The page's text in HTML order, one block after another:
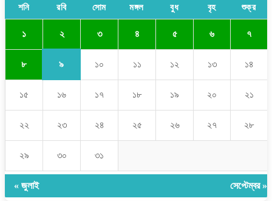
শনি রবি সোম মঙ্গল বুধ বৃহ শুক্র
১ ২ ৩ ৪ ৫ ৬ ৭
৮ ৯ ১০ ১১ ১২ ১৩ ১৪
১৫ ১৬ ১৭ ১৮ ১৯ ২০ ২১
২২ ২৩ ২৪ ২৫ ২৬ ২৭ ২৮
২৯ ৩০ ৩১
« জুলাই সেপ্টেম্বর »